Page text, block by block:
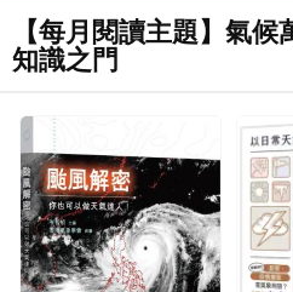
【每月閱讀主題】氣
知識之門